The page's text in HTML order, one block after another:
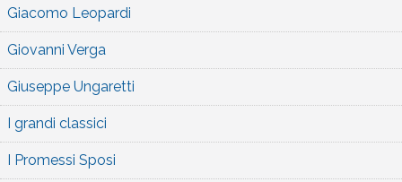
Giacomo Leopardi
Giovanni Verga
Giuseppe Ungaretti
I grandi classici
I Promessi Sposi